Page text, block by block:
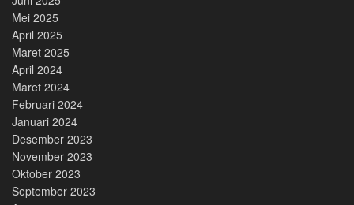
Mei 2025
April 2025
Maret 2025
April 2024
Maret 2024
Februari 2024
Januari 2024
Desember 2023
November 2023
Oktober 2023
September 2023